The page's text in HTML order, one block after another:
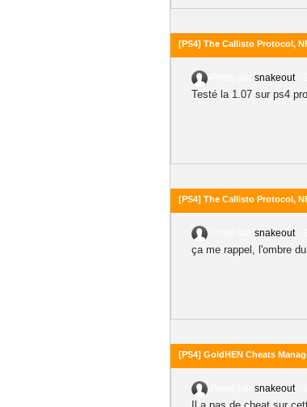
[PS4] The Callisto Protocol,
snakeout-
Testé la 1.07 sur ps4
[PS4] The Callisto Protocol,
snakeout-
ça me rappel, l'ombre
[PS4] GoldHEN Cheats
snakeout-